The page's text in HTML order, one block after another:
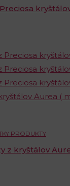
PRODUKTY
z kryštálov